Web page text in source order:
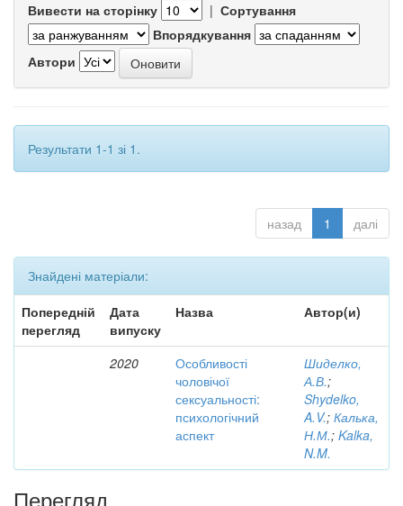
Вивести на сторінку | Сортування
Впорядкування
Автори
Результати 1-1 зі 1.
назад 1 далі
Знайдені матеріали:
Попередній
перегляд
Дата
випуску
Назва Автор(и)
2020
Особливості
чоловічої
сексуальності:
психологічний
аспект
Шиделко,
А.В.;
Shydelko,
A.V.; Калька,
Н.М.; Kalka,
N.M.
Перегляд